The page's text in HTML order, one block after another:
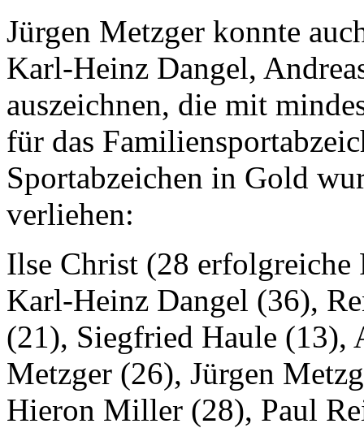
Jürgen Metzger konnte
Karl-Heinz Dangel,
auszeichnen, die mit
für das
Sportabzeichen in Gold
verliehen:
Ilse Christ (28
Karl-Heinz Dangel (36),
(21), Siegfried Haule (13),
Metzger (26), Jürgen
Hieron Miller (28), Paul